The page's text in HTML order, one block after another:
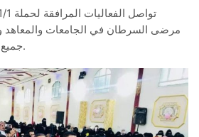
مرضى السرطان في الجامعات والمعاهد
جميع فئات المجتمع مع الحملة.